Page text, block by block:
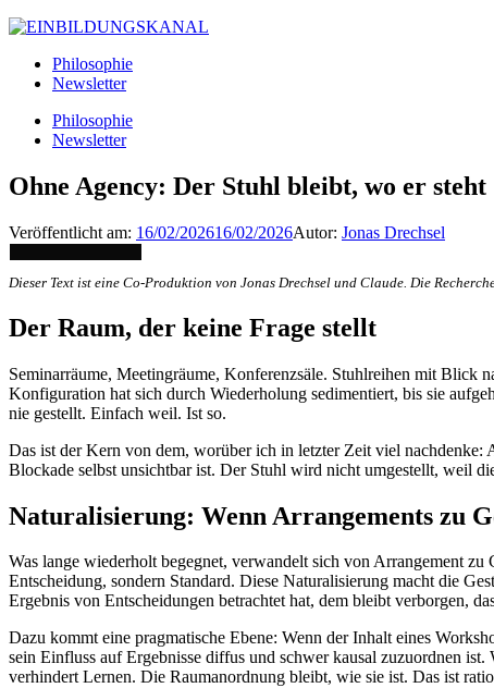
Philosophie
Newsletter
Philosophie
Newsletter
Ohne Agency: Der Stuhl bleibt, wo er steht
Veröffentlicht am: 16/02/202616/02/2026Autor: Jonas Drechsel
Dieser Text ist eine Co-Produktion von Jonas Drechsel und Claude. Die
Der Raum, der keine Frage stellt
Seminarräume, Meetingräume, Konferenzsäle. Stuhlreihen mit Blick
Konfiguration hat sich durch Wiederholung sedimentiert, bis sie
nie gestellt. Einfach weil. Ist so.
Das ist der Kern von dem, worüber ich in letzter Zeit viel
Blockade selbst unsichtbar ist. Der Stuhl wird nicht umgestellt, weil
Naturalisierung: Wenn Arrangements zu
Was lange wiederholt begegnet, verwandelt sich von Arrangement
Entscheidung, sondern Standard. Diese Naturalisierung macht die
Ergebnis von Entscheidungen betrachtet hat, dem bleibt verborgen,
Dazu kommt eine pragmatische Ebene: Wenn der Inhalt eines
sein Einfluss auf Ergebnisse diffus und schwer kausal zuzuordnen
verhindert Lernen. Die Raumanordnung bleibt, wie sie ist. Das ist